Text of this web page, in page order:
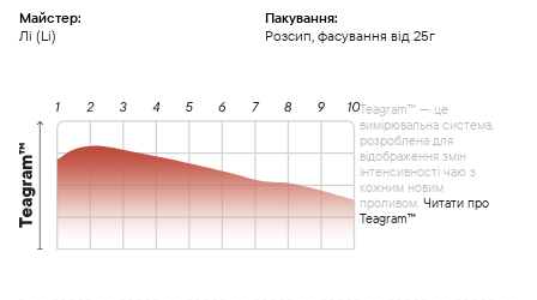
Майстер:
Лі (Li)
Пакування:
Розсип, фасування від 25г
Teagram™ — це
вимірювальна система,
розроблена для
відображення змін
інтенсивності чаю з
кожним новим
проливом. Читати про
Teagram™